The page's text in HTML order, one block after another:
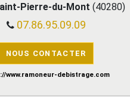
Pierre-du-Mont (40280)
07.86.95.09.09
NOUS CONTACTER
www.ramoneur-debistrage.com